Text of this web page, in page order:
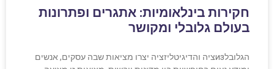
חקירות בינלאומיות: אתגרים ופתרונות
בעולם גלובלי ומקושר
הגלובלизציה והדיגיטליזציה יצרו מציאות שבה עסקים, אנשים